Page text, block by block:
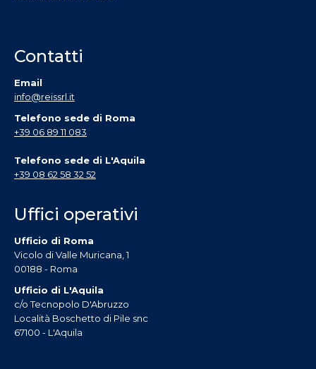
Contatti
Email
info@reissrl.it
Telefono sede di Roma
+39 06 89 11 083
Telefono sede di L'Aquila
+39 08 62 58 32 52
Uffici operativi
Ufficio di Roma
Vicolo di Valle Muricana, 1
00188 - Roma
Ufficio di L'Aquila
c/o Tecnopolo D'Abruzzo
Località Boschetto di Pile snc
67100 - L'Aquila